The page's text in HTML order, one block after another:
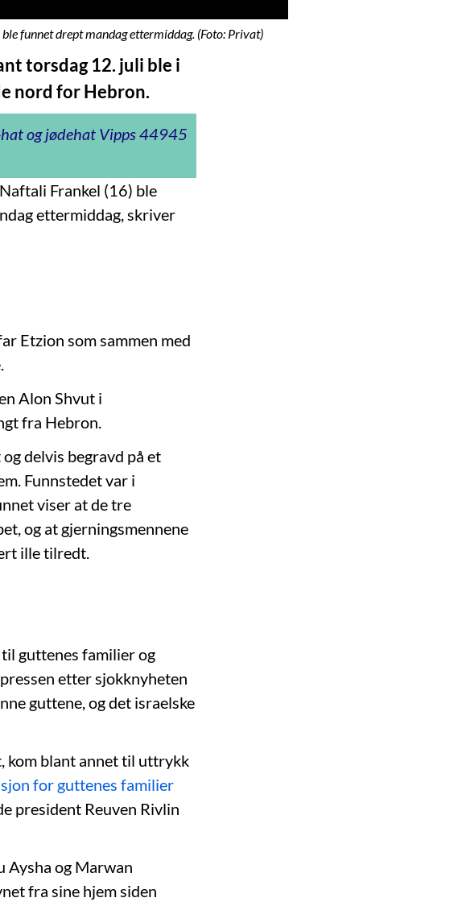
funnet drept mandag ettermiddag. (Foto: Privat)
torsdag 12. juli ble i
nord for Hebron.
og jødehat Vipps 44945
Frankel (16) ble
ettermiddag, skriver
Etzion som sammen med
Alon Shvut i
fra Hebron.
delvis begravd på et
Funnstedet var i
viser at de tre
og at gjerningsmennene
ille tilredt.
guttenes familier og
etter sjokknyheten
guttene, og det israelske
kom blant annet til uttrykk
for guttenes familier
president Reuven Rivlin
Aysha og Marwan
fra sine hjem siden